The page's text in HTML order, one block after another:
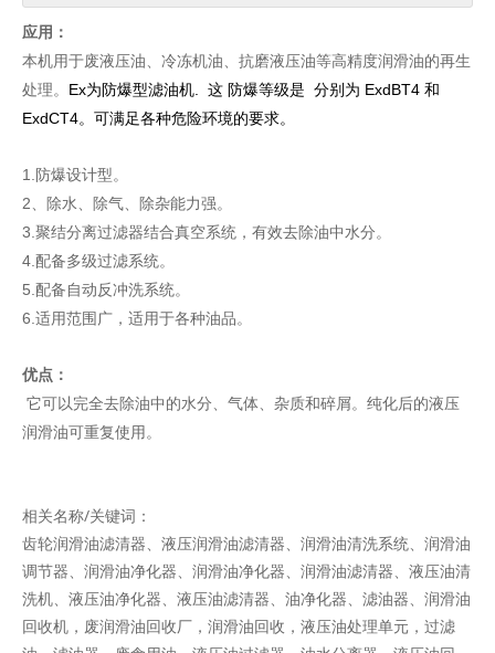
应用：
本机用于废液压油、冷冻机油、抗磨液压油等高精度润滑油的再生
处理。 Ex为防爆型滤油机 这 防爆等级是 分别为 ExdBT4 和
ExdCT4。可满足各种危险环境的要求。
1.防爆设计型。
2、除水、除气、除杂能力强。
3.聚结分离过滤器结合真空系统，有效去除油中水分。
4.配备多级过滤系统。
5.配备自动反冲洗系统。
6.适用范围广，适用于各种油品。
优点：
它可以完全去除油中的水分、气体、杂质和碎屑。纯化后的液压
润滑油可重复使用。
相关名称/关键词：
齿轮润滑油滤清器、液压润滑油滤清器、润滑油清洗系统、润滑油
调节器、润滑油净化器、润滑油净化器、润滑油滤清器、液压油清
洗机、液压油净化器、液压油滤清器、油净化器、滤油器、润滑油
回收机，废润滑油回收厂，润滑油回收，液压油处理单元，过滤